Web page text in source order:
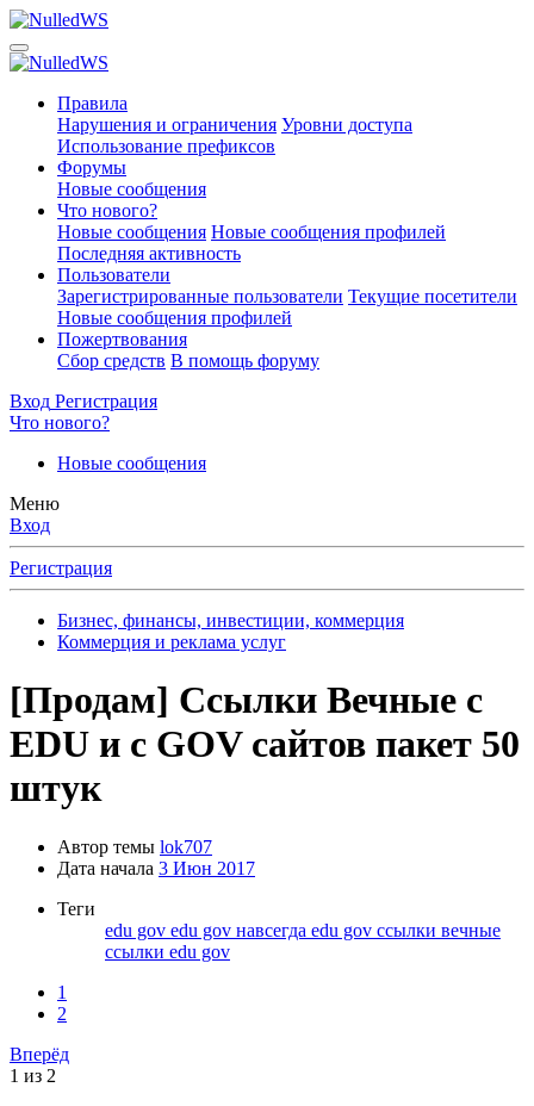
Правила
Нарушения и ограничения Уровни доступа
Использование префиксов
Форумы
Новые сообщения
Что нового?
Новые сообщения Новые сообщения профилей
Последняя активность
Пользователи
Зарегистрированные пользователи Текущие посетители
Новые сообщения профилей
Пожертвования
Сбор средств В помощь форуму
Вход Регистрация
Что нового?
Новые сообщения
Меню
Вход
Регистрация
Бизнес, финансы, инвестиции, коммерция
Коммерция и реклама услуг
[Продам] Ссылки Вечные с
EDU и с GOV сайтов пакет 50
штук
Автор темы lok707
Дата начала 3 Июн 2017
Теги
edu gov edu gov навсегда edu gov ссылки вечные
ссылки edu gov
1
2
Вперёд
1 из 2